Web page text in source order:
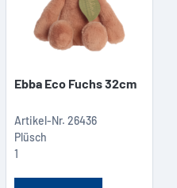
Ebba Eco Fuchs 32cm
Artikel-Nr. 26436
Plüsch
1